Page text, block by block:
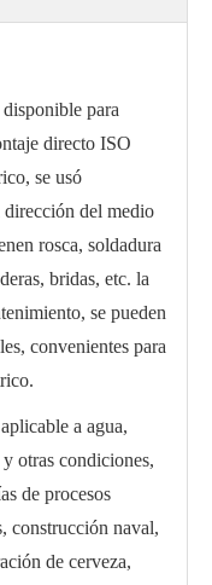
Válvula de bola roscada 2000PSI PQ11F-2000PSI
para
directo ISO
se usó
dirección del medio
rosca, soldadura
bridas, etc. la
se pueden
convenientes para
a agua,
otras condiciones,
de procesos
construcción naval,
de cerveza,